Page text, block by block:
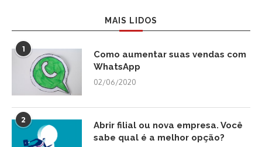
MAIS LIDOS
1
Como aumentar suas vendas com
WhatsApp
02/06/2020
2
Abrir filial ou nova empresa. Você
sabe qual é a melhor opção?